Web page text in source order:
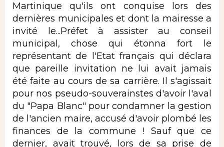
Martinique qu'ils ont conquise lors des
dernières municipales et dont la mairesse a
invité le...Préfet à assister au conseil
municipal, chose qui étonna fort le
représentant de l'Etat français qui déclara
que pareille invitation ne lui avait jamais
été faite au cours de sa carrière. Il s'agissait
pour nos pseudo-souverainstes d'avoir l'aval
du "Papa Blanc" pour condamner la gestion
de l'ancien maire, accusé d'avoir plombé les
finances de la commune ! Sauf que ce
dernier, avait trouvé, lors de sa prise de